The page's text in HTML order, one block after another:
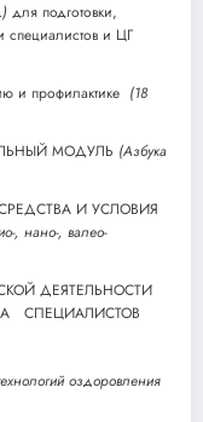
для подготовки,
специалистов и ЦГ
профилактике (18
МОДУЛЬ (Азбука
И УСЛОВИЯ
, нано-, валео-
ДЕЯТЕЛЬНОСТИ
СПЕЦИАЛИСТОВ
оздоровления